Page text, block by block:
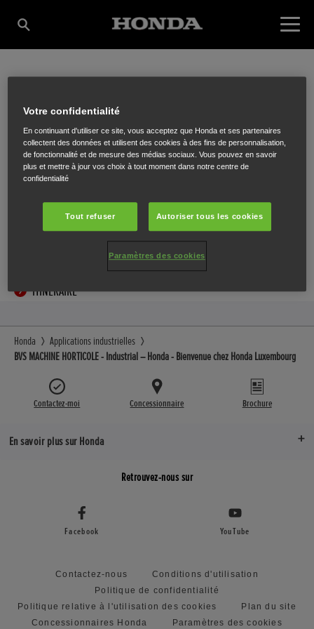
BVS MACHINE
HORTICOLE
Chaussée de Tervuren 57,Waterloo,1410
ITINÉRAIRE
Honda
Applications industrielles
BVS MACHINE HORTICOLE - Industrial – Honda - Bienvenue chez Honda Luxembourg
Contactez-moi Concessionnaire Brochure
En savoir plus sur Honda
Retrouvez-nous sur
Facebook YouTube
Contactez-nous
Conditions d'utilisation
Politique de confidentialité
Politique relative à l'utilisation des cookies
Plan du site
Concessionnaires Honda
Paramètres des cookies
Votre confidentialité
En continuant d'utiliser ce site, vous acceptez que Honda et ses partenaires
collectent des données et utilisent des cookies à des fins de personnalisation,
de fonctionnalité et de mesure des médias sociaux. Vous pouvez en savoir
plus et mettre à jour vos choix à tout moment dans notre centre de
confidentialité
Tout refuser Autoriser tous les cookies
Paramètres des cookies